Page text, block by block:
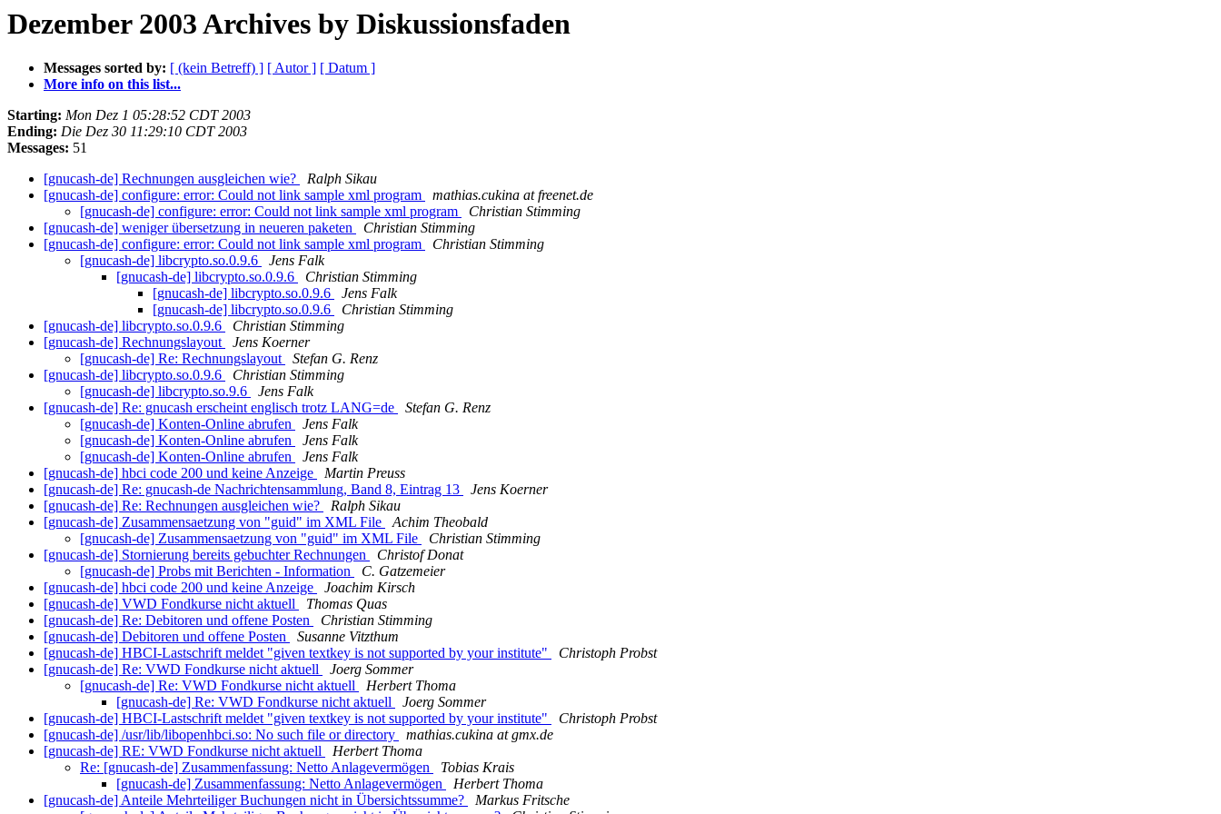
Dezember 2003 Archives by Diskussionsfaden
Messages sorted by: [ (kein Betreff) ] [ Autor ] [ Datum ]
More info on this list...
Starting: Mon Dez 1 05:28:52 CDT 2003
Ending: Die Dez 30 11:29:10 CDT 2003
Messages: 51
[gnucash-de] Rechnungen ausgleichen wie?
Ralph Sikau
[gnucash-de] configure: error: Could not link sample xml program
mathias.cukina at freenet.de
[gnucash-de] configure: error: Could not link sample xml program
Christian Stimming
[gnucash-de] weniger übersetzung in neueren paketen
Christian Stimming
[gnucash-de] configure: error: Could not link sample xml program
Christian Stimming
[gnucash-de] libcrypto.so.0.9.6
Jens Falk
[gnucash-de] libcrypto.so.0.9.6
Christian Stimming
[gnucash-de] libcrypto.so.0.9.6
Jens Falk
[gnucash-de] libcrypto.so.0.9.6
Christian Stimming
[gnucash-de] libcrypto.so.0.9.6
Christian Stimming
[gnucash-de] Rechnungslayout
Jens Koerner
[gnucash-de] Re: Rechnungslayout
Stefan G. Renz
[gnucash-de] libcrypto.so.0.9.6
Christian Stimming
[gnucash-de] libcrypto.so.9.6
Jens Falk
[gnucash-de] Re: gnucash erscheint englisch trotz LANG=de
Stefan G. Renz
[gnucash-de] Konten-Online abrufen
Jens Falk
[gnucash-de] Konten-Online abrufen
Jens Falk
[gnucash-de] Konten-Online abrufen
Jens Falk
[gnucash-de] hbci code 200 und keine Anzeige
Martin Preuss
[gnucash-de] Re: gnucash-de Nachrichtensammlung, Band 8, Eintrag 13
Jens Koerner
[gnucash-de] Re: Rechnungen ausgleichen wie?
Ralph Sikau
[gnucash-de] Zusammensaetzung von "guid" im XML File
Achim Theobald
[gnucash-de] Zusammensaetzung von "guid" im XML File
Christian Stimming
[gnucash-de] Stornierung bereits gebuchter Rechnungen
Christof Donat
[gnucash-de] Probs mit Berichten - Information
C. Gatzemeier
[gnucash-de] hbci code 200 und keine Anzeige
Joachim Kirsch
[gnucash-de] VWD Fondkurse nicht aktuell
Thomas Quas
[gnucash-de] Re: Debitoren und offene Posten
Christian Stimming
[gnucash-de] Debitoren und offene Posten
Susanne Vitzthum
[gnucash-de] HBCI-Lastschrift meldet "given textkey is not supported by your institute"
Christoph Probst
[gnucash-de] Re: VWD Fondkurse nicht aktuell
Joerg Sommer
[gnucash-de] Re: VWD Fondkurse nicht aktuell
Herbert Thoma
[gnucash-de] Re: VWD Fondkurse nicht aktuell
Joerg Sommer
[gnucash-de] HBCI-Lastschrift meldet "given textkey is not supported by your institute"
Christoph Probst
[gnucash-de] /usr/lib/libopenhbci.so: No such file or directory
mathias.cukina at gmx.de
[gnucash-de] RE: VWD Fondkurse nicht aktuell
Herbert Thoma
Re: [gnucash-de] Zusammenfassung: Netto Anlagevermögen
Tobias Krais
[gnucash-de] Zusammenfassung: Netto Anlagevermögen
Herbert Thoma
[gnucash-de] Anteile Mehrteiliger Buchungen nicht in Übersichtssumme?
Markus Fritsche